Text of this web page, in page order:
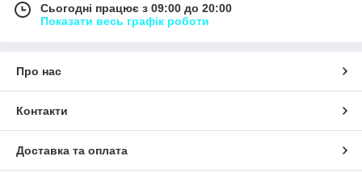
Сьогодні працює з 09:00 до 20:00
Показати весь графік роботи
Про нас
Контакти
Доставка та оплата